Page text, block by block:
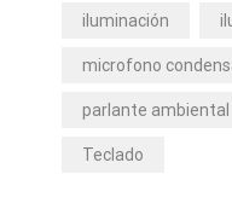
iluminación
microfono
parlante ambiental
Teclado